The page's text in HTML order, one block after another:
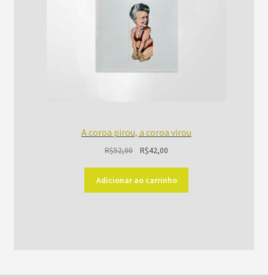
A coroa pirou, a coroa virou
R$52,00
preço
original
era:
R$42,00O
preço
atual
é:
Adicionar ao carrinho